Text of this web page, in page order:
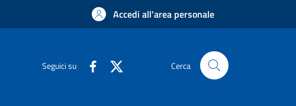
Accedi all'area personale
Seguici su Cerca